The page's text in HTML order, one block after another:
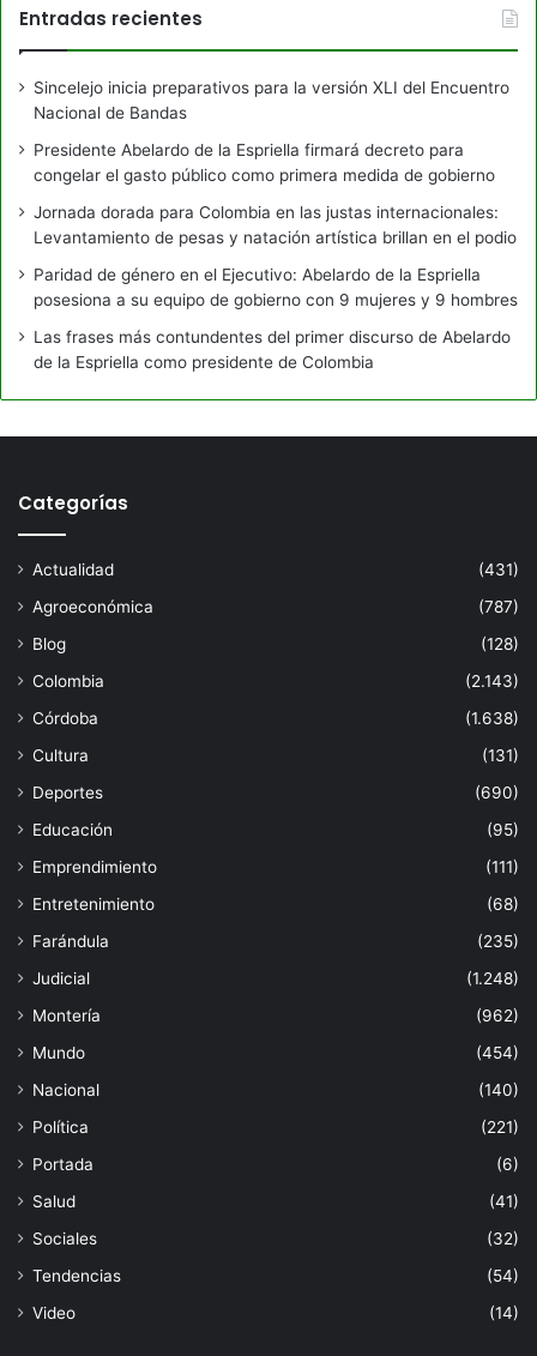
Entradas recientes
Sincelejo inicia preparativos para la versión XLI del Encuentro
Nacional de Bandas
Presidente Abelardo de la Espriella firmará decreto para
congelar el gasto público como primera medida de gobierno
Jornada dorada para Colombia en las justas internacionales:
Levantamiento de pesas y natación artística brillan en el podio
Paridad de género en el Ejecutivo: Abelardo de la Espriella
posesiona a su equipo de gobierno con 9 mujeres y 9 hombres
Las frases más contundentes del primer discurso de Abelardo
de la Espriella como presidente de Colombia
Categorías
Actualidad
(431)
Agroeconómica
(787)
Blog
(128)
Colombia
(2.143)
Córdoba
(1.638)
Cultura
(131)
Deportes
(690)
Educación
(95)
Emprendimiento
(111)
Entretenimiento
(68)
Farándula
(235)
Judicial
(1.248)
Montería
(962)
Mundo
(454)
Nacional
(140)
Política
(221)
Portada
(6)
Salud
(41)
Sociales
(32)
Tendencias
(54)
Video
(14)